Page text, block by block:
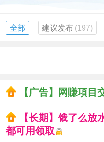
全部 建议发布 (197)
【广告】网賺項目
【长期】饿了么放
都可用领取